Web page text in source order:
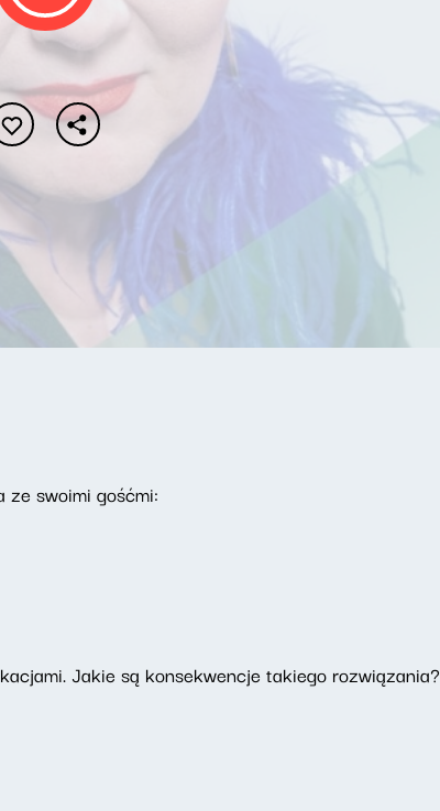
ze swoimi gośćmi:
Jakie są konsekwencje takiego rozwiązania?